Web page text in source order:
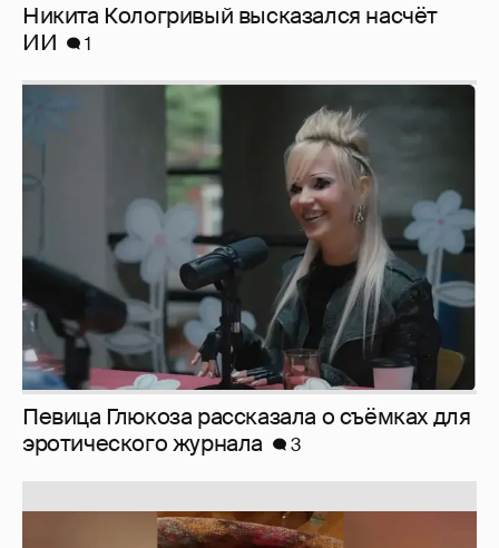
Никита Кологривый высказался насчёт
ИИ
1
Певица Глюкоза рассказала о съёмках для
эротического журнала
3